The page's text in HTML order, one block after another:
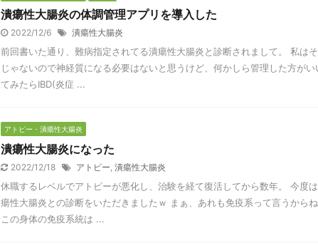
潰瘍性大腸炎の体調管理アプリを導入した
2022/12/6 潰瘍性大腸炎
前回書いた通り、難病指定されてる潰瘍性大腸炎と診断されまして。 私は
じゃないので神経質になる必要はないと思うけど、何かしら管理した方が
てみたらIBD(炎症 ...
アトピー・潰瘍性大腸炎
潰瘍性大腸炎になった
2022/12/18 アトピー, 潰瘍性大腸炎
休職するレベルでアトピーが悪化し、治験を経て復活してから数年。 今度
瘍性大腸炎との診断をいただきましたｗ まぁ、あれも免疫系って言うから
この身体の免疫系統は ...